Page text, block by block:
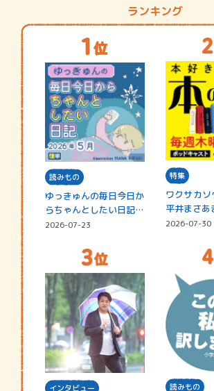
ランキング
読みもの
ゆっきゅんの毎日今日か
らちゃんとしたい日記
☆202…
2026-07-23
特集
ワクサカ
平井まさあ
シャ…
2026-07-30
インタビュー 読みもの